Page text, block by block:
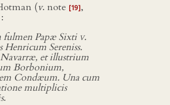
(v. note [19],
Papæ Sixti v.
Henricum Sereniss.
et illustrium
Borbonium,
Condæum. Una cum
multiplicis
.